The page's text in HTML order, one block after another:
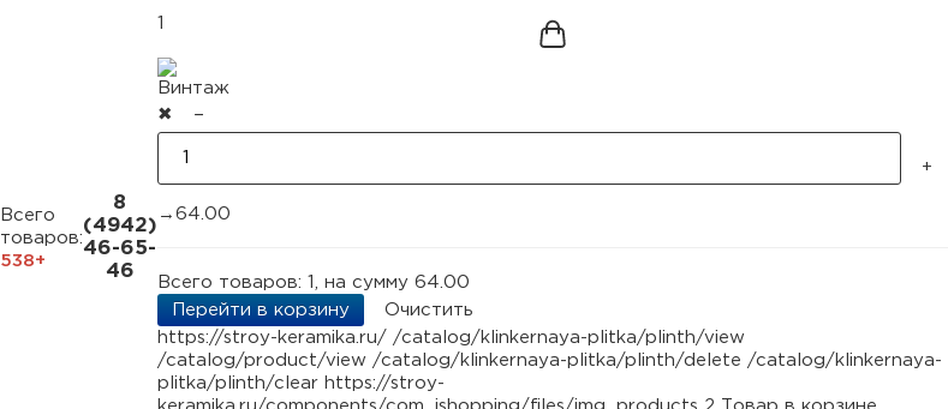
Всего
товаров:
538+
8
(4942)
46-65-
46
1
Винтаж
✖
−
+
→ 64.00
Всего товаров: 1 , на сумму 64.00
Перейти в корзину
Очистить
https://stroy-keramika.ru/ /catalog/klinkernaya-plitka/plinth/view
/catalog/product/view /catalog/klinkernaya-plitka/plinth/delete /catalog/klinkernaya-
plitka/plinth/clear https://stroy-